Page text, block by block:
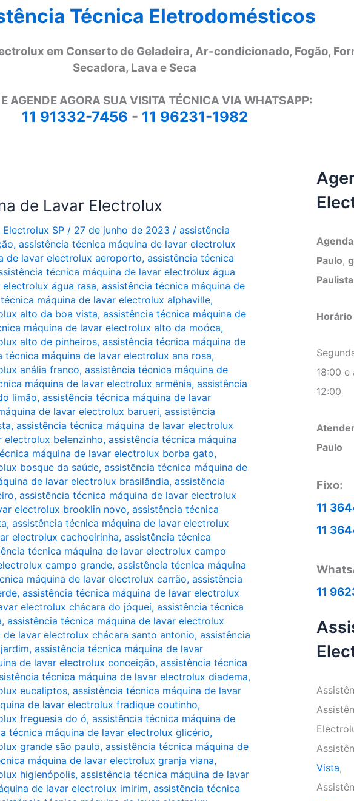
Técnica Eletrodomésticos
em Conserto de Geladeira, Ar-condicionado, Fogão,
Secadora, Lava e Seca
AGENDE AGORA SUA VISITA TÉCNICA VIA WHATSAPP:
11 91332-7456 - 11 96231-1982
de Lavar Electrolux
Electrolux SP / 27 de junho de 2023 / assistência
, assistência técnica máquina de lavar electrolux
de lavar electrolux aeroporto, assistência técnica
técnica máquina de lavar electrolux água
água rasa, assistência técnica máquina de
máquina de lavar electrolux alphaville,
alto da boa vista, assistência técnica máquina de
máquina de lavar electrolux alto da moóca,
alto de pinheiros, assistência técnica máquina de
técnica máquina de lavar electrolux ana rosa,
anália franco, assistência técnica máquina de
máquina de lavar electrolux armênia, assistência
limão, assistência técnica máquina de lavar
de lavar electrolux barueri, assistência
, assistência técnica máquina de lavar electrolux
electrolux belenzinho, assistência técnica máquina
máquina de lavar electrolux borba gato,
bosque da saúde, assistência técnica máquina de
de lavar electrolux brasilândia, assistência
, assistência técnica máquina de lavar electrolux
electrolux brooklin novo, assistência técnica
, assistência técnica máquina de lavar electrolux
electrolux cachoeirinha, assistência técnica
técnica máquina de lavar electrolux campo
campo grande, assistência técnica máquina
máquina de lavar electrolux carrão, assistência
, assistência técnica máquina de lavar electrolux
electrolux chácara do jóquei, assistência técnica
, assistência técnica máquina de lavar electrolux
lavar electrolux chácara santo antonio, assistência
, assistência técnica máquina de lavar
de lavar electrolux conceição, assistência técnica
técnica máquina de lavar electrolux diadema,
eucaliptos, assistência técnica máquina de lavar
de lavar electrolux fradique coutinho,
freguesia do ó, assistência técnica máquina de
técnica máquina de lavar electrolux glicério,
grande são paulo, assistência técnica máquina de
máquina de lavar electrolux granja viana,
higienópolis, assistência técnica máquina de lavar
de lavar electrolux imirim, assistência técnica
Paulo,
Paulista
18:00 e
12:00
Paulo
Fixo:
11
11
11
Vista,